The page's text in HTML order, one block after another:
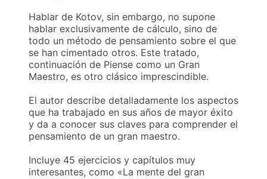
Hablar de Kotov, sin embargo, no supone
hablar exclusivamente de cálculo, sino de
todo un método de pensamiento sobre el que
se han cimentado otros. Este tratado,
continuación de Piense como un Gran
Maestro, es otro clásico imprescindible.
El autor describe detalladamente los aspectos
que ha trabajado en sus años de mayor éxito
y da a conocer sus claves para comprender el
pensamiento de un gran maestro.
Incluye 45 ejercicios y capítulos muy
interesantes, como «La mente del gran